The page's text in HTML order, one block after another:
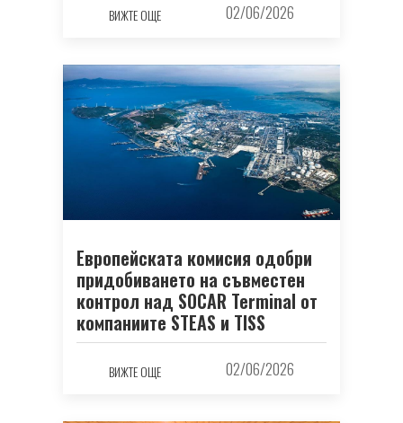
ВИЖТЕ ОЩЕ 02/06/2026
Европейската комисия одобри
придобиването на съвместен
контрол над SOCAR Terminal от
компаниите STEAS и TISS
ВИЖТЕ ОЩЕ 02/06/2026